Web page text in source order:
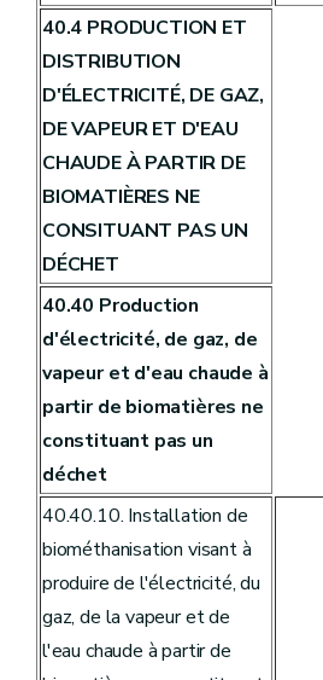
40.4 PRODUCTION ET
DISTRIBUTION
D'ÉLECTRICITÉ, DE GAZ,
DE VAPEUR ET D'EAU
CHAUDE À PARTIR DE
BIOMATIÈRES NE
CONSITUANT PAS UN
DÉCHET
40.40 Production
d'électricité, de gaz, de
vapeur et d'eau chaude à
partir de biomatières ne
constituant pas un
déchet
40.40.10. Installation de
biométhanisation visant à
produire de l'électricité, du
gaz, de la vapeur et de
l'eau chaude à partir de